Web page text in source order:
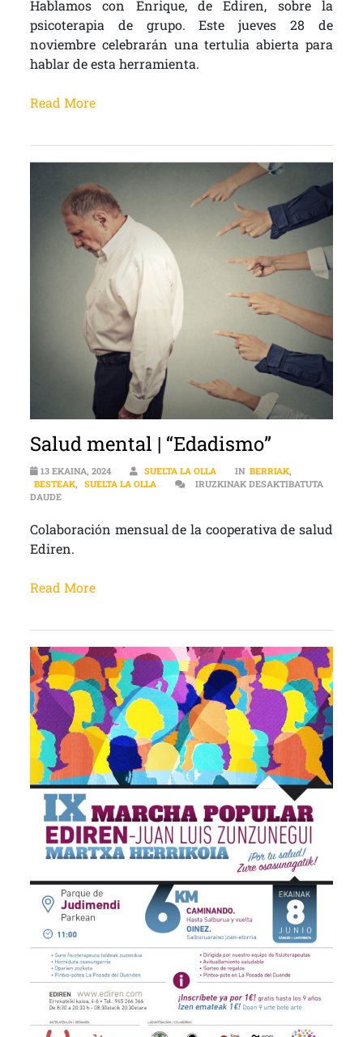
Hablamos con Enrique, de Ediren, sobre la
psicoterapia de grupo. Este jueves 28 de
noviembre celebrarán una tertulia abierta para
hablar de esta herramienta.
Read More
Salud mental | “Edadismo”
13 EKAINA, 2024 SUELTA LA OLLA IN BERRIAK,
BESTEAK, SUELTA LA OLLA
IRUZKINAK DESAKTIBATUTA
DAUDESALUD MENTAL | “EDADISMO” SARRERAN
Colaboración mensual de la cooperativa de salud
Ediren.
Read More